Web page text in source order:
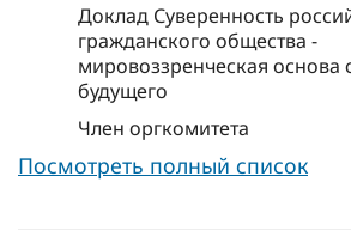
Доклад Суверенность
гражданского общества -
мировоззренческая основа
будущего
Член оргкомитета
Посмотреть полный список